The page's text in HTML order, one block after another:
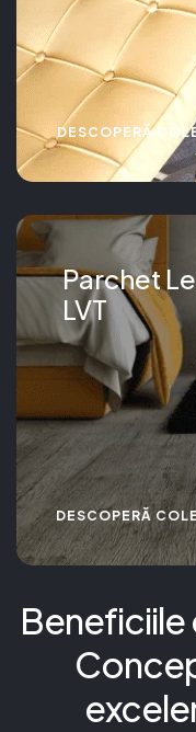
DESCOPERĂ
Parchet
LVT
DESCOPERĂ
Beneficiile